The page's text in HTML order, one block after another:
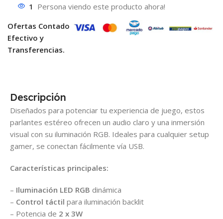
1 Persona viendo este producto ahora!
Ofertas Contado
Efectivo y
Transferencias.
Descripción
Diseñados para potenciar tu experiencia de juego, estos
parlantes estéreo ofrecen un audio claro y una inmersión
visual con su iluminación RGB. Ideales para cualquier setup
gamer, se conectan fácilmente vía USB.
Características principales:
– Iluminación LED RGB dinámica
– Control táctil para iluminación backlit
– Potencia de 2 x 3W